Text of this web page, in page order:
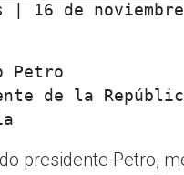
| 16 de
Petro
de la
presidente Petro,